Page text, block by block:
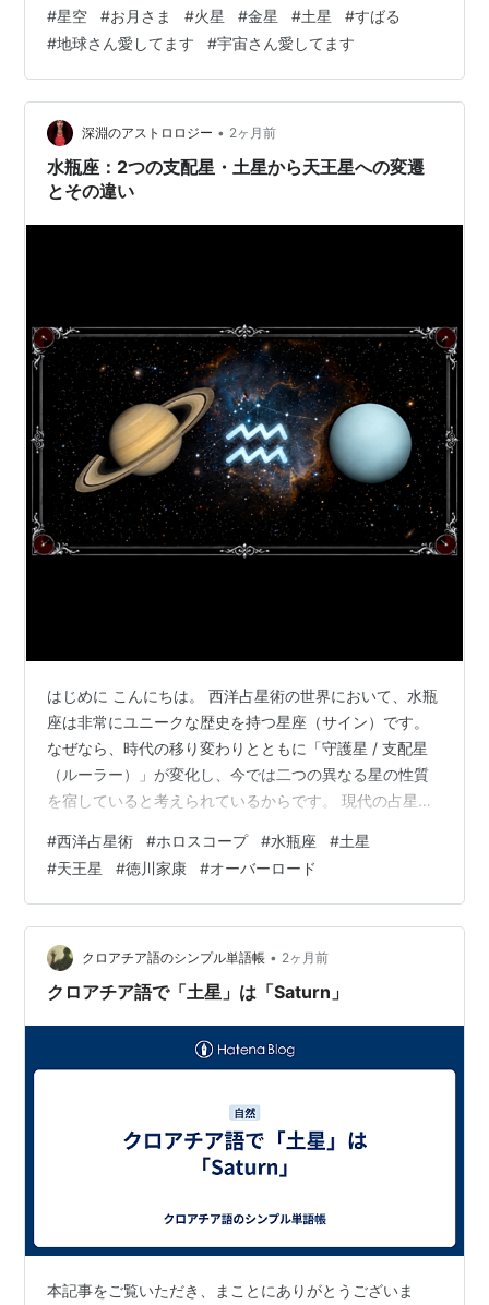
さまが、金星さんと接近します♫ ７月１７日 日の入り１
時間後 西の空 明るい金星さんと細いお月さまの共演を楽
しめそうです(^^♪ （ 国立天文台さまより） 雲がかかった
りしてて、金星さんと木星さんの接近見る事あきらめて
ましたが、外見ると、輝いている金星さんと木星さん見
る事できまし…
#星空 #お月さま #火星 #金星 #土星 #すばる
#地球さん愛してます #宇宙さん愛してます
深淵のアストロロジー • 2ヶ月前
水瓶座：2つの支配星・土星から天王星への変遷
とその違い
はじめに こんにちは。 西洋占星術の世界において、水瓶
座は非常にユニークな歴史を持つ星座（サイン）です。
なぜなら、時代の移り変わりとともに「守護星 / 支配星
（ルーラー）」が変化し、今では二つの異なる星の性質
を宿していると考えられているからです。 現代の占星術
されていますが、1781年に天王星が発見される前は、土
星がその役割を担っていました。 今回は、水瓶座におけ
る「伝統的な支配星・土星」と「現代の支配星・天王
星」の違いについて、歴史的な背景を交えながらわかり
やすく解説します。
#西洋占星術 #ホロスコープ #水瓶座 #土星
#天王星 #徳川家康 #オーバーロード
クロアチア語のシンプル単語帳 • 2ヶ月前
クロアチア語で「土星」は「Saturn」
本記事をご覧いただき、まことにありがとうございま